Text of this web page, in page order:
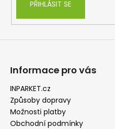
PŘIHLÁSIT SE
Informace pro vás
INPARKET.cz
Způsoby dopravy
Možnosti platby
Obchodní podmínky